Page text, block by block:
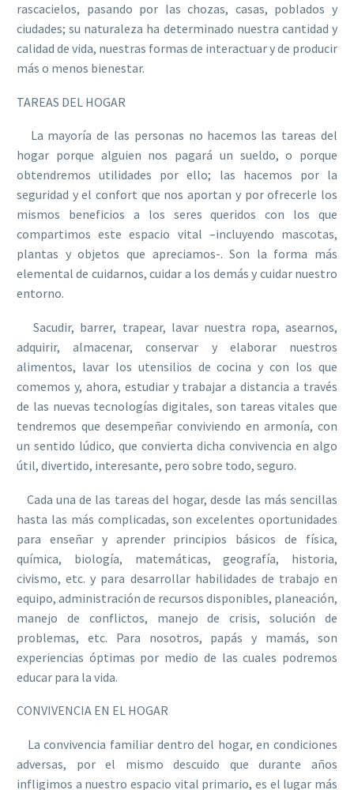
rascacielos, pasando por las chozas, casas, poblados y
ciudades; su naturaleza ha determinado nuestra cantidad y
calidad de vida, nuestras formas de interactuar y de producir
más o menos bienestar.
TAREAS DEL HOGAR
La mayoría de las personas no hacemos las tareas del
hogar porque alguien nos pagará un sueldo, o porque
obtendremos utilidades por ello; las hacemos por la
seguridad y el confort que nos aportan y por ofrecerle los
mismos beneficios a los seres queridos con los que
compartimos este espacio vital –incluyendo mascotas,
plantas y objetos que apreciamos-. Son la forma más
elemental de cuidarnos, cuidar a los demás y cuidar nuestro
entorno.
Sacudir, barrer, trapear, lavar nuestra ropa, asearnos,
adquirir, almacenar, conservar y elaborar nuestros
alimentos, lavar los utensilios de cocina y con los que
comemos y, ahora, estudiar y trabajar a distancia a través
de las nuevas tecnologías digitales, son tareas vitales que
tendremos que desempeñar conviviendo en armonía, con
un sentido lúdico, que convierta dicha convivencia en algo
útil, divertido, interesante, pero sobre todo, seguro.
Cada una de las tareas del hogar, desde las más sencillas
hasta las más complicadas, son excelentes oportunidades
para enseñar y aprender principios básicos de física,
química, biología, matemáticas, geografía, historia,
civismo, etc. y para desarrollar habilidades de trabajo en
equipo, administración de recursos disponibles, planeación,
manejo de conflictos, manejo de crisis, solución de
problemas, etc. Para nosotros, papás y mamás, son
experiencias óptimas por medio de las cuales podremos
educar para la vida.
CONVIVENCIA EN EL HOGAR
La convivencia familiar dentro del hogar, en condiciones
adversas, por el mismo descuido que durante años
infligimos a nuestro espacio vital primario, es el lugar más